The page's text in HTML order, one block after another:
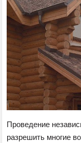
Проведение
разрешить многие